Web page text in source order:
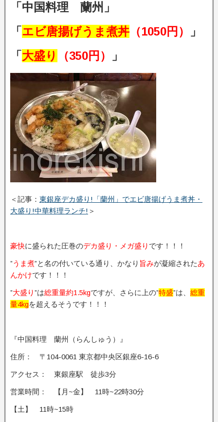
「中国料理 蘭州」
「 エビ唐揚げうま煮丼 （1050円）
」
「 大盛り （350円） 」
＜記事： 東銀座デカ盛り!「蘭州」でエビ唐揚げうま煮丼・
大盛り!中華料理ランチ! ＞
豪快に盛られた圧巻のデカ盛り・メガ盛り です！！！
”うま煮”と名の付いている通り、かなり 旨みが凝縮されたあ
んかけです！！！
”大盛り”は総重量約1.5kgですが、さらに上の”特盛”は、 総重
量4kgを超えるそうです！！！
『中国料理 蘭州（らんしゅう）』
住所： 〒104-0061 東京都中央区銀座6-16-6
アクセス： 東銀座駅 徒歩3分
営業時間： 【月~金】 11時~22時30分
【土】 11時~15時